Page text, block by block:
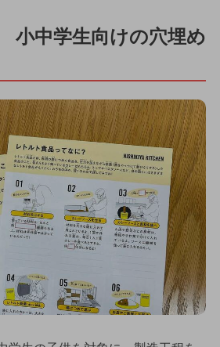
小中学生向けの穴埋め